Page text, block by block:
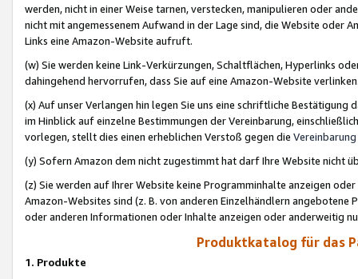
werden, nicht in einer Weise tarnen, verstecken, manipulieren oder
nicht mit angemessenem Aufwand in der Lage sind, die Website oder
Links eine Amazon-Website aufruft.
(w) Sie werden keine Link-Verkürzungen, Schaltflächen, Hyperlinks
dahingehend hervorrufen, dass Sie auf eine Amazon-Website
(x) Auf unser Verlangen hin legen Sie uns eine schriftliche
im Hinblick auf einzelne Bestimmungen der Vereinbarung,
vorlegen, stellt dies einen erheblichen Verstoß gegen die Vereinbarung
(y) Sofern Amazon dem nicht zugestimmt hat darf Ihre Website nicht
(z) Sie werden auf Ihrer Website keine Programminhalte anzeigen
Amazon-Websites sind (z. B. von anderen Einzelhändlern
oder anderen Informationen oder Inhalte anzeigen oder anderweitig
Produktkatalog für das
1. Produkte